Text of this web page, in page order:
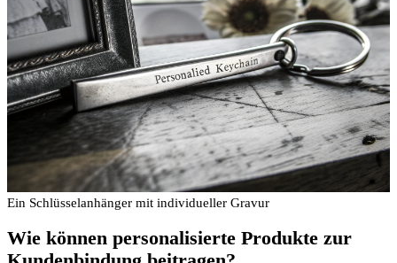
Ein Schlüsselanhänger mit individueller Gravur
Wie können personalisierte Produkte zur